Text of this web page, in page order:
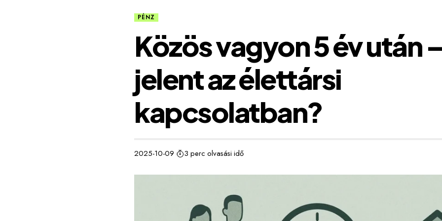
PÉNZ
Közös vagyon 5 év után
jelent az élettársi
kapcsolatban?
2025-10-09 3 perc olvasási idő